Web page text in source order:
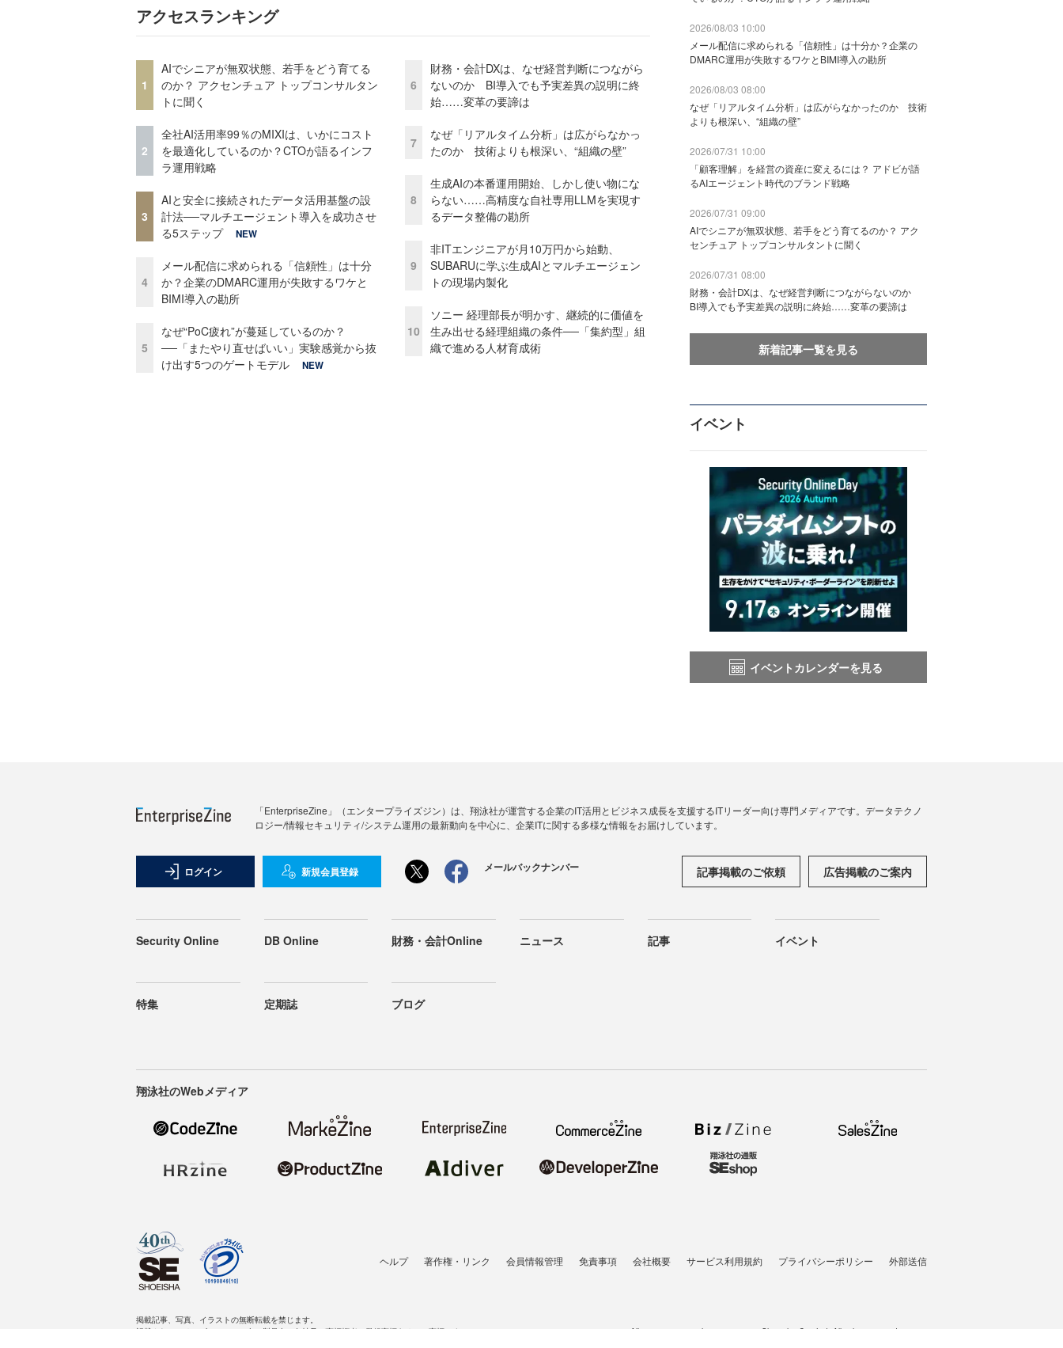
アクセスランキング
1
AIでシニアが無双状態、若手をどう育てる
のか？ アクセンチュア トップコンサルタン
トに聞く
2
全社AI活用率99％のMIXIは、いかにコスト
を最適化しているのか？CTOが語るインフ
ラ運用戦略
3
AIと安全に接続されたデータ活用基盤の設
計法──マルチエージェント導入を成功させ
る5ステップ
NEW
4
メール配信に求められる「信頼性」は十分
か？企業のDMARC運用が失敗するワケと
BIMI導入の勘所
5
なぜ“PoC疲れ”が蔓延しているのか？
──「またやり直せばいい」実験感覚から抜
け出す5つのゲートモデル
NEW
6
財務・会計DXは、なぜ経営判断につながら
ないのか BI導入でも予実差異の説明に終
始……変革の要諦は
7
なぜ「リアルタイム分析」は広がらなかっ
たのか 技術よりも根深い、“組織の壁”
8
生成AIの本番運用開始、しかし使い物にな
らない……高精度な自社専用LLMを実現す
るデータ整備の勘所
9
非ITエンジニアが月10万円から始動、
SUBARUに学ぶ生成AIとマルチエージェン
トの現場内製化
10
ソニー 経理部長が明かす、継続的に価値を
生み出せる経理組織の条件──「集約型」組
織で進める人材育成術
2026/08/03 10:00
メール配信に求められる「信頼性」は十分か？企業の
DMARC運用が失敗するワケとBIMI導入の勘所
2026/08/03 08:00
なぜ「リアルタイム分析」は広がらなかったのか 技術
よりも根深い、“組織の壁”
2026/07/31 10:00
「顧客理解」を経営の資産に変えるには？ アドビが語
るAIエージェント時代のブランド戦略
2026/07/31 09:00
AIでシニアが無双状態、若手をどう育てるのか？ アク
センチュア トップコンサルタントに聞く
2026/07/31 08:00
財務・会計DXは、なぜ経営判断につながらないのか
BI導入でも予実差異の説明に終始……変革の要諦は
新着記事一覧を見る
イベント
イベントカレンダーを見る
「EnterpriseZine」（エンタープライズジン）は、翔泳社が運営する企業のIT活用とビジネス成長を支援するITリーダー向け専門メディアです。データテクノ
ロジー/情報セキュリティ/システム運用の最新動向を中心に、企業ITに関する多様な情報をお届けしています。
ログイン 新規会員登録 メールバックナンバー 記事掲載のご依頼 広告掲載のご案内
Security Online DB Online 財務・会計Online ニュース 記事 イベント
特集 定期誌 ブログ
翔泳社のWebメディア
ヘルプ 著作権・リンク 会員情報管理 免責事項 会社概要 サービス利用規約 プライバシーポリシー 外部送信
掲載記事、写真、イラストの無断転載を禁じます。
記載されているロゴ、システム名、製品名は各社及び商標権者の登録商標あるいは商標です。
All contents copyright © 2007-2026 Shoeisha Co., Ltd. All rights reserved. ver.1.5